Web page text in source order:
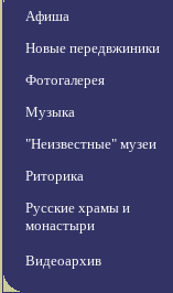
Афиша
Новые передвжиники
Фотогалерея
Музыка
"Неизвестные" музеи
Риторика
Русские храмы и
монастыри
Видеоархив